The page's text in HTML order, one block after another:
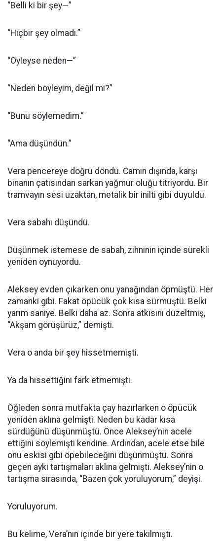
“Belli ki bir şey—”
“Hiçbir şey olmadı.”
“Öyleyse neden—”
“Neden böyleyim, değil mi?”
“Bunu söylemedim.”
“Ama düşündün.”
Vera pencereye doğru döndü. Camın dışında, karşı
binanın çatısından sarkan yağmur oluğu titriyordu. Bir
tramvayın sesi uzaktan, metalik bir inilti gibi duyuldu.
Vera sabahı düşündü.
Düşünmek istemese de sabah, zihninin içinde sürekli
yeniden oynuyordu.
Aleksey evden çıkarken onu yanağından öpmüştü. Her
zamanki gibi. Fakat öpücük çok kısa sürmüştü. Belki
yarım saniye. Belki daha az. Sonra atkısını düzeltmiş,
“Akşam görüşürüz,” demişti.
Vera o anda bir şey hissetmemişti.
Ya da hissettiğini fark etmemişti.
Öğleden sonra mutfakta çay hazırlarken o öpücük
yeniden aklına gelmişti. Neden bu kadar kısa
sürdüğünü düşünmüştü. Önce Aleksey’nin acele
ettiğini söylemişti kendine. Ardından, acele etse bile
onu eskisi gibi öpebileceğini düşünmüştü. Sonra
geçen ayki tartışmaları aklına gelmişti. Aleksey’nin o
tartışma sırasında, “Bazen çok yoruluyorum,” deyişi.
Yoruluyorum.
Bu kelime, Vera’nın içinde bir yere takılmıştı.